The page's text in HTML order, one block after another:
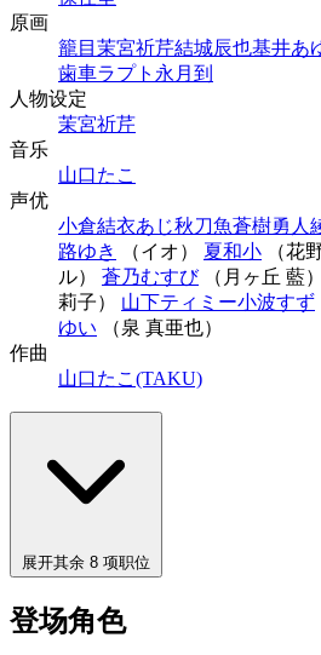
原画
籠目 茉宮祈芹結城辰也基井あ
歯車ラプト 永月到
人物设定
茉宮祈芹
音乐
山口たこ
声优
小倉結衣あじ秋刀魚蒼樹勇人
路ゆき
（イオ） 夏和小 （花
ル） 蒼乃むすび（月ヶ丘 藍）
莉子） 山下ティミー小波すず
ゆい （泉 真亜也）
作曲
山口たこ(TAKU)
展开其余 8 项职位
登场角色